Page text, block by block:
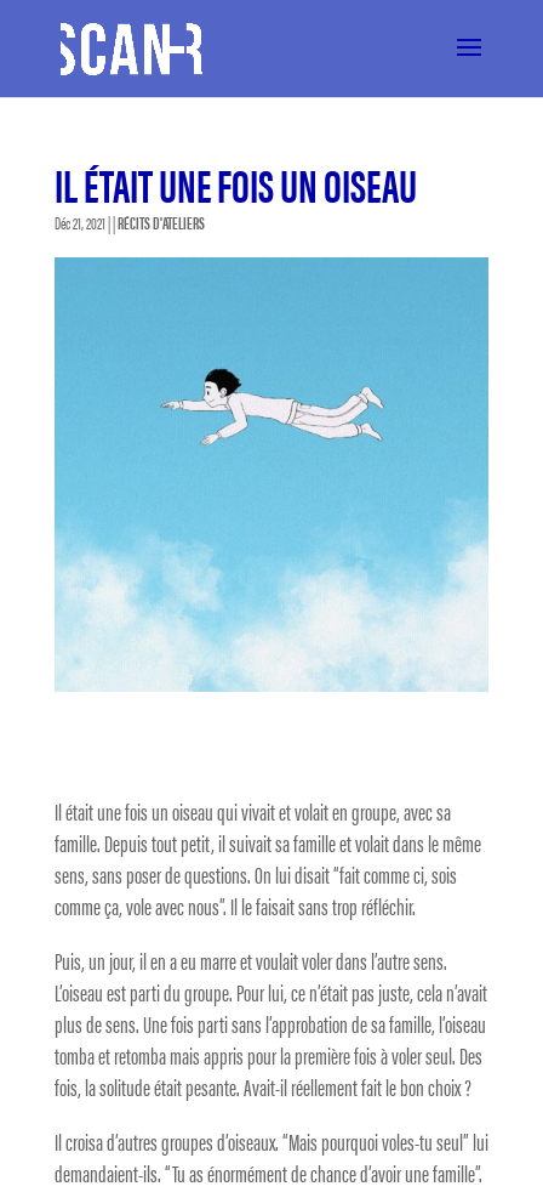
IL ÉTAIT UNE FOIS UN OISEAU
Déc 21, 2021| |RÉCITS D'ATELIERS
Il était une fois un oiseau qui vivait et volait en groupe, avec sa
famille. Depuis tout petit, il suivait sa famille et volait dans le même
sens, sans poser de questions. On lui disait “fait comme ci, sois
comme ça, vole avec nous”. Il le faisait sans trop réfléchir.
Puis, un jour, il en a eu marre et voulait voler dans l’autre sens.
L’oiseau est parti du groupe. Pour lui, ce n’était pas juste, cela n’avait
plus de sens. Une fois parti sans l’approbation de sa famille, l’oiseau
tomba et retomba mais appris pour la première fois à voler seul. Des
fois, la solitude était pesante. Avait-il réellement fait le bon choix ?
Il croisa d’autres groupes d’oiseaux. “Mais pourquoi voles-tu seul” lui
demandaient-ils. “Tu as énormément de chance d’avoir une famille”.